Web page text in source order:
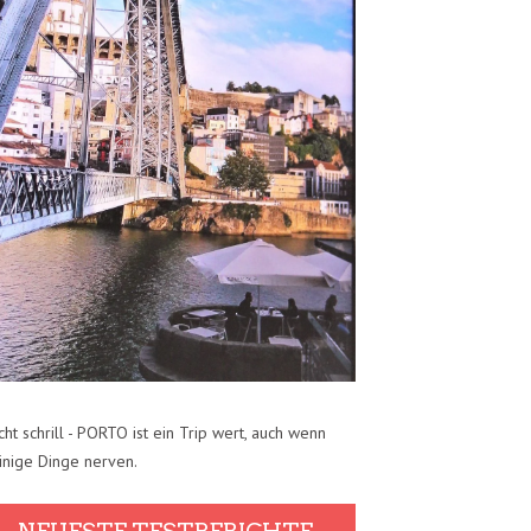
schrill - PORTO ist ein Trip wert, auch wenn
Dinge nerven.